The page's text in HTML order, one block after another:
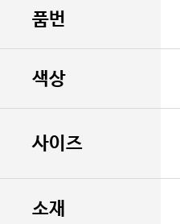
품번
색상
사이즈
소재